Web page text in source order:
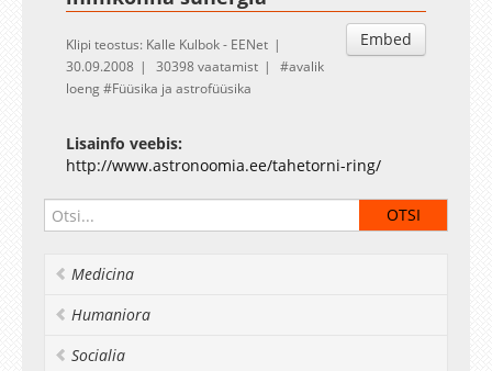
Embed
Klipi teostus: Kalle Kulbok - EENet
30.09.2008
30398 vaatamist
avalik
loeng
Füüsika ja astrofüüsika
Lisainfo veebis:
http://www.astronoomia.ee/tahetorni-ring/
Medicina
Humaniora
Socialia